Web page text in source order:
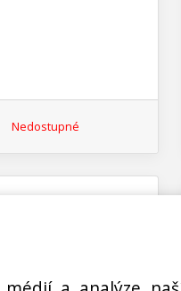
Nedostupné